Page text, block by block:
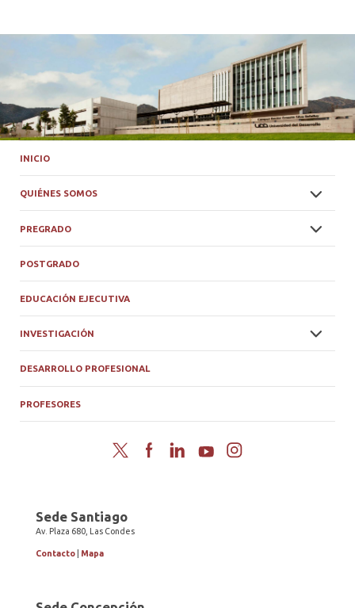
INICIO
QUIÉNES SOMOS
PREGRADO
POSTGRADO
EDUCACIÓN EJECUTIVA
INVESTIGACIÓN
DESARROLLO PROFESIONAL
PROFESORES
Twitter FacebookLinkedInYouTubeInstagram
Sede Santiago
Av. Plaza 680, Las Condes
Contacto Mapa